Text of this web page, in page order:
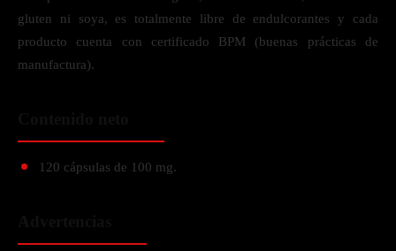
gluten ni soya, es totalmente libre de endulcorantes y cada
producto cuenta con certificado BPM (buenas prácticas de
manufactura).
120 cápsulas de 100 mg.